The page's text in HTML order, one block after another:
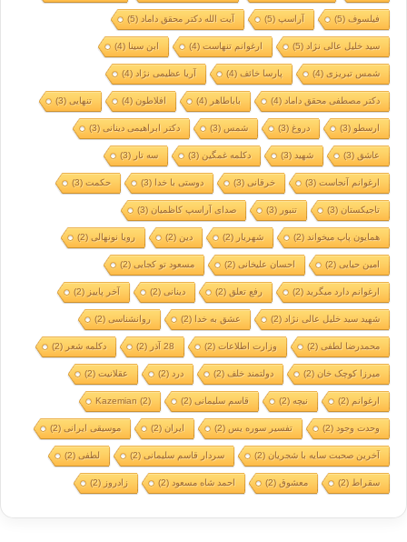
فیلسوف(5) آراسپ(5) آیت الله دکتر محقق داماد (5)
سید خلیل عالی نژاد (5) ارغوانم تنهاست(4) ابن سینا (4)
شمس تبریزی(4) پارسا خائف(4) آریا عظیمی نژاد (4)
دکتر مصطفی محقق داماد (4) باباطاهر (4) افلاطون(4) تنهایی(3)
ارسطو (3) دروغ (3) شمس (3) دکتر ابراهیمی دینانی(3)
عاشق (3) شهید (3) دکلمه غمگین (3) سه تار (3)
ارغوانم آنجاست(3) خرقانی(3) دوستی با خدا (3) حکمت(3)
تاجیکستان(3) تنبور (3) صدای آراسپ کاظمیان(3)
همایون پاپ میخواند (2) شهریار (2) دین (2) رویا نونهالی(2)
امین حیایی(2) احسان علیخانی(2) مسعود تو کجایی(2)
ارغوانم دارد میگرید (2) رفع تعلق (2) دینانی(2) آخر پاییز (2)
شهید سید خلیل عالی نژاد (2) عشق به خدا (2) روانشناسی(2)
محمدرضا لطفی(2) وزارت اطلاعات(2) 28 آذر (2) دکلمه شعر (2)
میرزا کوچک خان(2) دولتمند خلف(2) درد (2) عقلانیت(2)
ارغوانم (2) نیچه(2) قاسم سلیمانی(2)
Kazemian (2)
وحدت وجود (2) تفسیر سوره یس (2) ایران(2) موسیقی ایرانی(2)
آخرین صحبت سایه با شجریان(2) سردار قاسم سلیمانی(2) لطفی(2)
سقراط (2) معشوق(2) احمد شاه مسعود (2) زادروز (2)